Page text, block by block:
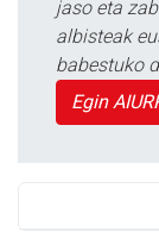
jaso eta
albisteak
babestuko
Egin